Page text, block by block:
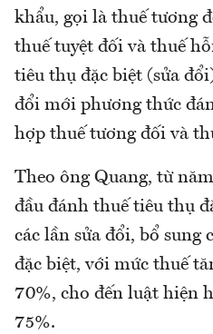
khẩu, gọi là thuế tương
thuế tuyệt đối và thuế
tiêu thụ đặc biệt (sửa
đổi mới phương thức
hợp thuế tương đối và
Theo ông Quang, từ
đầu đánh thuế tiêu thụ
các lần sửa đổi, bổ sung
đặc biệt, với mức thuế
70%, cho đến luật hiện
75%.